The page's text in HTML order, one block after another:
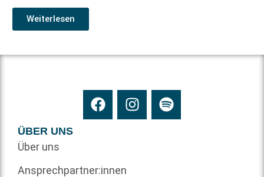
Weiterlesen
ÜBER UNS
Über uns
Ansprechpartner:innen